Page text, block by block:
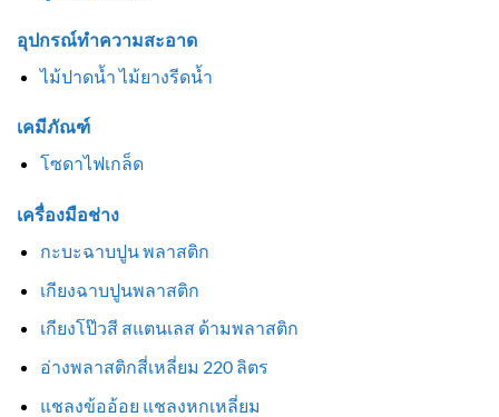
อุปกรณ์ทำความสะอาด
ไม้ปาดน้ำ ไม้ยางรีดน้ำ
เคมีภัณฑ์
โซดาไฟเกล็ด
เครื่องมือช่าง
กะบะฉาบปูน พลาสติก
เกียงฉาบปูนพลาสติก
เกียงโป๊วสี สแตนเลส ด้ามพลาสติก
อ่างพลาสติกสี่เหลี่ยม 220 ลิตร
แชลงข้ออ้อย แชลงหกเหลี่ยม